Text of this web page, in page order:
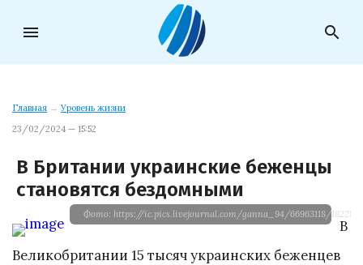
menu search
Главная → Уровень жизни
23/02/2024 — 15:52
В Британии украинские беженцы
становятся бездомными
Фото: https://ic.pics.livejournal.com/ganna_94/66963118/
В
Великобритании 15 тысяч украинских беженцев